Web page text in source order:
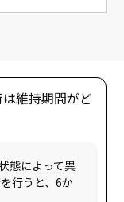
維持期間がど
態によって異
行うと、6か